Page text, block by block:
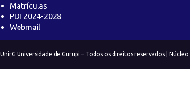
Matrículas
PDI 2024-2028
Webmail
UnirG Universidade de Gurupi – Todos os direitos reservados |